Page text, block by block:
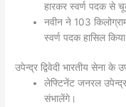
हारकर स्वर्ण पदक से
नवीन ने 103
स्वर्ण पदक हासिल
उपेन्द्र द्विवेदी भारतीय सेना
लेफ्टिनेंट जनरल उपेन्द्र
संभालेंगे।